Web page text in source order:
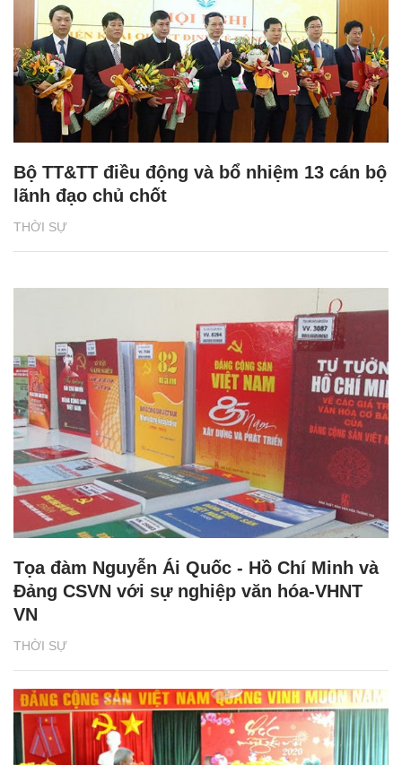
THỜI SỰ
Bộ TT&TT điều động và bổ nhiệm 13 cán bộ
lãnh đạo chủ chốt
THỜI SỰ
Tọa đàm Nguyễn Ái Quốc - Hồ Chí Minh và
Đảng CSVN với sự nghiệp văn hóa-VHNT
VN